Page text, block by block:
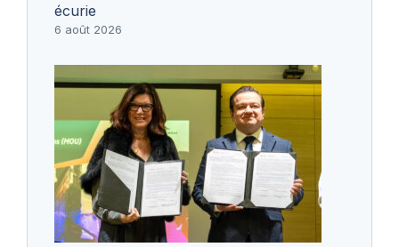
écurie
6 août 2026